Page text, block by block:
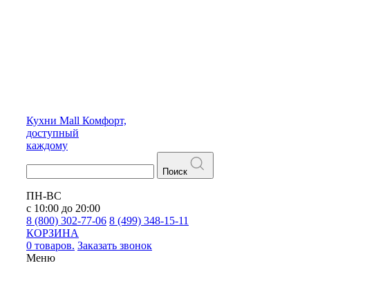
Кухни Mall Комфорт,
доступный
каждому
Поиск
ПН-ВС
с 10:00 до 20:00
8 (800) 302-77-06 8 (499) 348-15-11
КОРЗИНА
0 товаров. Заказать звонок
Меню